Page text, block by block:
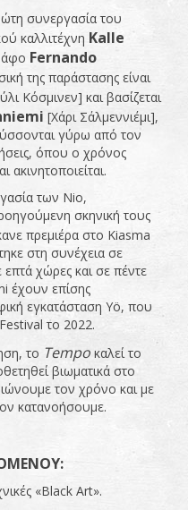
συνεργασία του
καλλιτέχνη Kalle
Fernando
της παράστασης είναι
Κόσμινεν] και βασίζεται
[Χάρι Σάλμεννιέμι],
γύρω από τον
όπου ο χρόνος
ακινητοποιείται.
των Nio,
σκηνική τους
πρεμιέρα στο Kiasma
στη συνέχεια σε
χώρες και σε πέντε
έχουν επίσης
εγκατάσταση Yö, που
το 2022.
το Tempo καλεί το
βιωματικά στο
τον χρόνο και με
κατανοήσουμε.
«Black Art».